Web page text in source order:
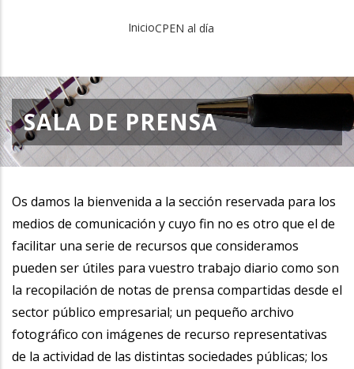
enlaces
de
ayuda
a
la
navegación
InicioCPEN al día
SALA DE PRENSA
Os damos la bienvenida a la sección reservada para los
medios de comunicación y cuyo fin no es otro que el de
facilitar una serie de recursos que consideramos
pueden ser útiles para vuestro trabajo diario como son
la recopilación de notas de prensa compartidas desde el
sector público empresarial; un pequeño archivo
fotográfico con imágenes de recurso representativas
de la actividad de las distintas sociedades públicas; los